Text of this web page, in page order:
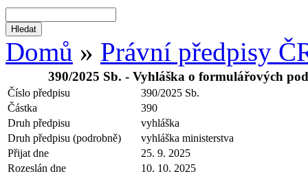
Domů » Právní předpisy
390/2025 Sb. - Vyhláška o formulářových
Číslo předpisu
390/2025 Sb.
Částka
390
Druh předpisu
vyhláška
Druh předpisu (podrobně)
vyhláška ministerstva
Přijat dne
25. 9. 2025
Rozeslán dne
10. 10. 2025